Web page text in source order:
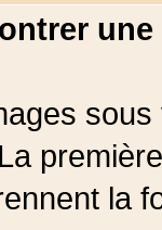
la